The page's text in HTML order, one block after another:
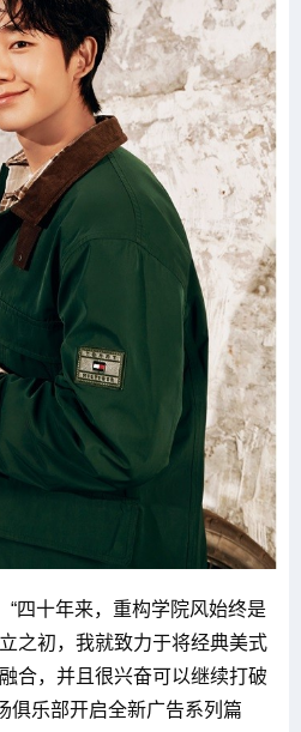
“四十年来，重构学院风始终是
之初，我就致力于将经典美式
合，并且很兴奋可以继续打破
俱乐部开启全新广告系列篇